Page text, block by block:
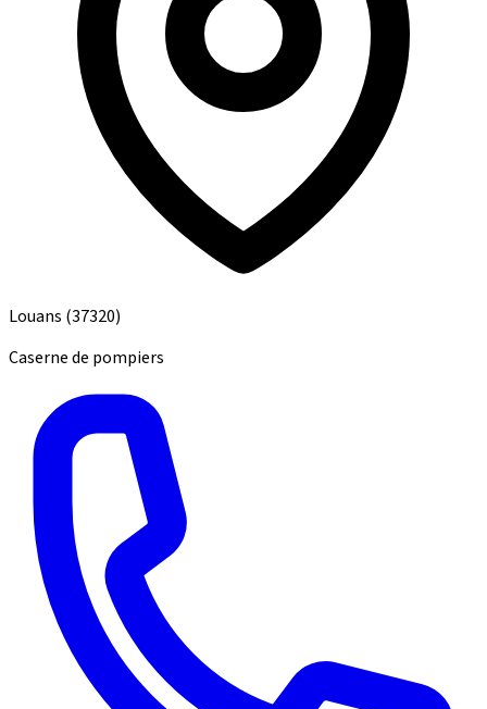
Louans (37320)
Caserne de pompiers